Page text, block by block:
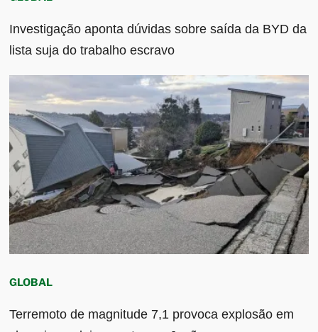
Investigação aponta dúvidas sobre saída da BYD da
lista suja do trabalho escravo
GLOBAL
Terremoto de magnitude 7,1 provoca explosão em